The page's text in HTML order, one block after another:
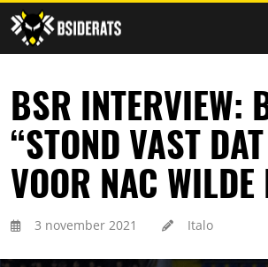
BSR INTERVIEW:
“STOND VAST
VOOR NAC WILDE
3 november 2021 Italo